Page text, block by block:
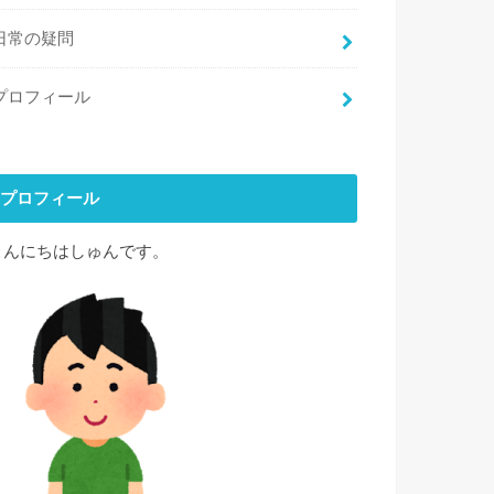
常の疑問
ロフィール
プロフィール
んにちはしゅんです。